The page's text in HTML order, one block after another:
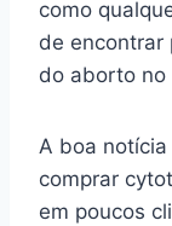
como
de encontrar
do aborto no
A boa
comprar
em poucos